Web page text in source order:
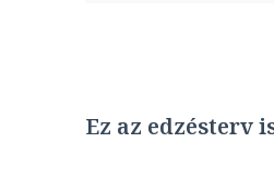
Ez az edzésterv